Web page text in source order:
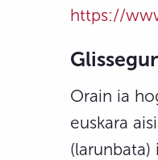
https://
Orain ia
euskara